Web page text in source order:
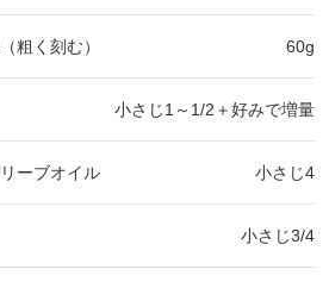
粗く刻む） 60g
小さじ1～1/2＋好みで増量
ーブオイル 小さじ4
小さじ3/4